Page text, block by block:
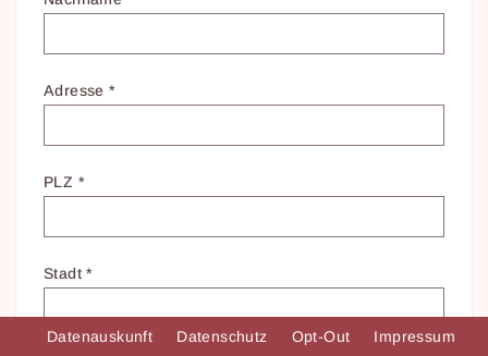
Adresse*
PLZ *
Stadt*
Datenauskunft Datenschutz Opt-Out Impressum